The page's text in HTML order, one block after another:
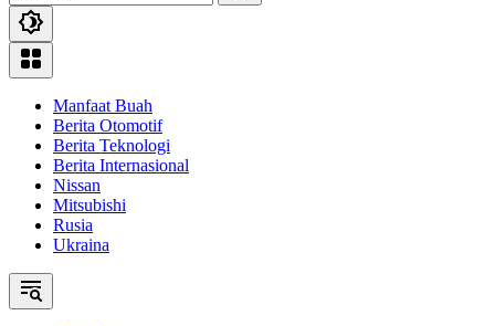
Manfaat Buah
Berita Otomotif
Berita Teknologi
Berita Internasional
Nissan
Mitsubishi
Rusia
Ukraina